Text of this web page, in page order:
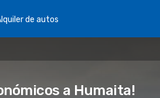
de autos
a Humaita!